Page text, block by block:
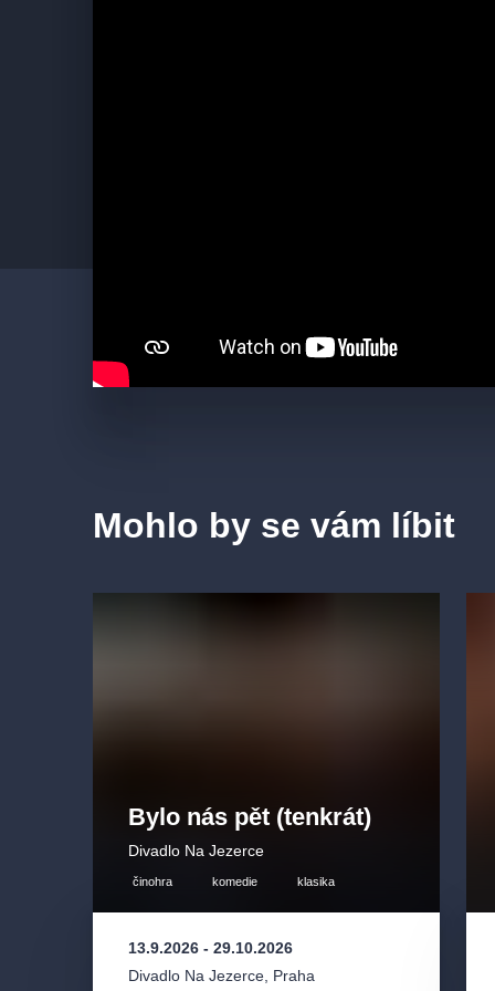
Mohlo by se vám líbit
Bylo nás pět (tenkrát)
Divadlo Na Jezerce
činohra komedie klasika
13.9.2026 - 29.10.2026
Divadlo Na Jezerce Praha